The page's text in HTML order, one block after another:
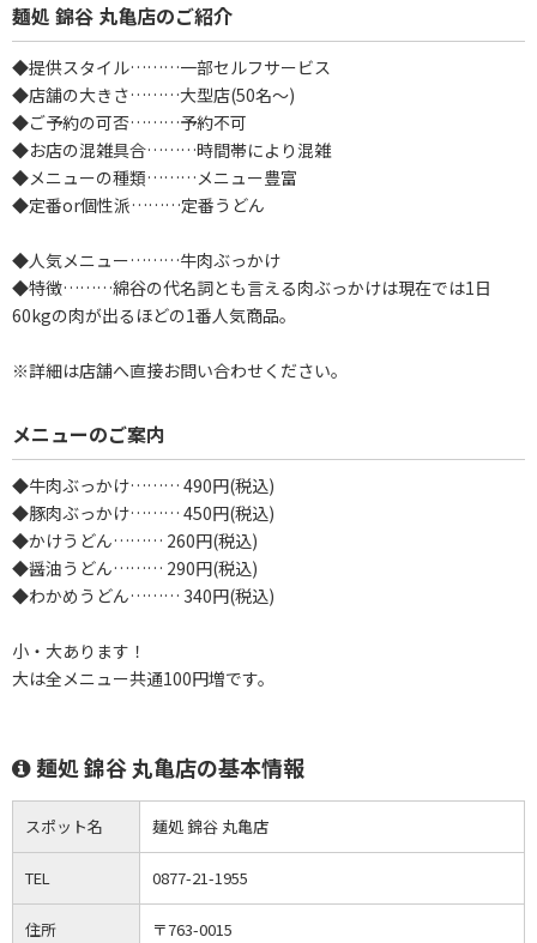
麺処 錦谷 丸亀店のご紹介
◆提供スタイル………一部セルフサービス
◆店舗の大きさ………大型店(50名～)
◆ご予約の可否………予約不可
◆お店の混雑具合………時間帯により混雑
◆メニューの種類………メニュー豊富
◆定番or個性派………定番うどん
◆人気メニュー………牛肉ぶっかけ
◆特徴………綿谷の代名詞とも言える肉ぶっかけは現在では1日
60kgの肉が出るほどの1番人気商品。
※詳細は店舗へ直接お問い合わせください。
メニューのご案内
◆牛肉ぶっかけ……… 490円(税込)
◆豚肉ぶっかけ……… 450円(税込)
◆かけうどん……… 260円(税込)
◆醤油うどん……… 290円(税込)
◆わかめうどん……… 340円(税込)
小・大あります！
大は全メニュー共通100円増です。
麺処 錦谷 丸亀店の基本情報
スポット名 麺処 錦谷 丸亀店
TEL 0877-21-1955
住所
〒763-0015